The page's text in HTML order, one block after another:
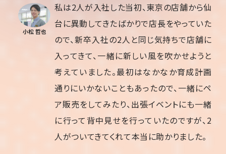
小松 哲也
私は2人が入社した当初、東京の店舗から仙
台に異動してきたばかりで店長をやっていた
ので、新卒入社の2人と同じ気持ちで店舗に
入ってきて、一緒に新しい風を吹かせようと
考えていました。最初はなかなか育成計画
通りにいかないこともあったので、一緒にペ
ア販売をしてみたり、出張イベントにも一緒
に行って背中見せを行っていたのですが、2
人がついてきてくれて本当に助かりました。